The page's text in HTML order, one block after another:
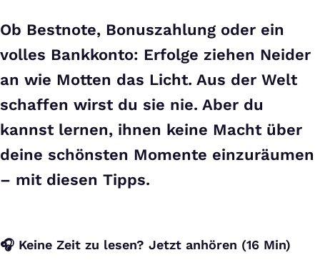
Ob Bestnote, Bonuszahlung oder ein
volles Bankkonto: Erfolge ziehen Neider
an wie Motten das Licht. Aus der Welt
schaffen wirst du sie nie. Aber du
kannst lernen, ihnen keine Macht über
deine schönsten Momente einzuräumen
– mit diesen Tipps.
🎧 Keine Zeit zu lesen? Jetzt anhören (16 Min)